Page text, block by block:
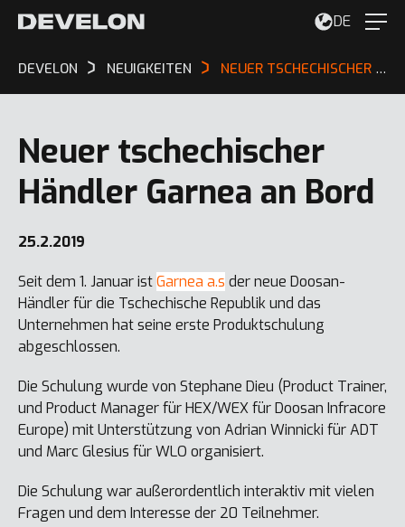
DE
DEVELON NEUIGKEITEN NEUER TSCHECHISCHER HÄNDLER GARNEA AN BORD
Neuer tschechischer
Händler Garnea an Bord
25.2.2019
Seit dem 1. Januar istGarnea a.s der neue Doosan-
Händler für die Tschechische Republik und das
Unternehmen hat seine erste Produktschulung
abgeschlossen.
Die Schulung wurde von Stephane Dieu (Product Trainer,
und Product Manager für HEX/WEX für Doosan Infracore
Europe) mit Unterstützung von Adrian Winnicki für ADT
und Marc Glesius für WLO organisiert.
Die Schulung war außerordentlich interaktiv mit vielen
Fragen und dem Interesse der 20 Teilnehmer.